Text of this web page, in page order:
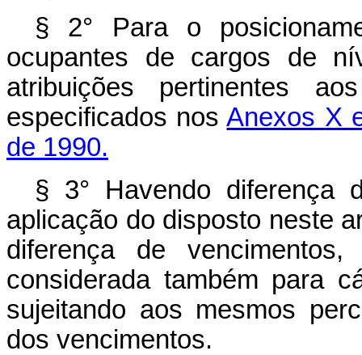
§ 2° Para o
ocupantes de cargos de
atribuições pertinentes
especificados nosAnexos X
de 1990.
§ 3° Havendo diferença
aplicação do disposto neste
diferença de vencimentos,
considerada também para
sujeitando aos mesmos
dos vencimentos.